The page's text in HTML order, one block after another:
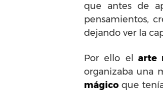
que antes de
pensamientos,
dejando ver la
Por ello el arte
organizaba una
mágico que